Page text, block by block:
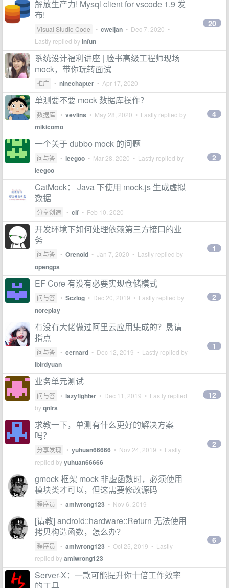
解放生产力! Mysql client for vscode 1.9 发
布!
Visual Studio Code • cweijan • Dec 7, 2020 •
Lastly replied byinfun
20
系统设计福利讲座 | 脸书高级工程师现场
mock，带你玩转面试
推广 • ninechapter • Apr 17, 2020
单测要不要 mock 数据库操作？
数据库 • vevlins • May 28, 2020 • Lastly replied by
mikicomo
4
一个关于 dubbo mock 的问题
问与答 • leegoo • Mar 28, 2020 • Lastly replied by
leegoo
2
CatMock： Java 下使用 mock.js 生成虚拟
数据
分享创造 • clf • Feb 10, 2020
开发环境下如何处理依赖第三方接口的业
务
问与答 • Orenoid • Jan 7, 2020 • Lastly replied by
opengps
1
EF Core 有没有必要实现仓储模式
问与答 • Sczlog • Dec 20, 2019 • Lastly replied by
noreplay
2
有没有大佬做过阿里云应用集成的？恳请
指点
问与答 • cernard • Dec 12, 2019 • Lastly replied by
ibirdyuan
1
业务单元测试
问与答 • lazyfighter • Dec 11, 2019 • Lastly replied
byqnlrs
12
求教一下，单测有什么更好的解决方案
吗？
分享发现 • yuhuan66666 • Nov 24, 2019 • Lastly
replied byyuhuan66666
2
gmock 框架 mock 非虚函数时，必须使用
模块类才可以，但这需要修改源码
程序员 • amiwrong123 • Nov 6, 2019
[请教] android::hardware::Return 无法使用
拷贝构造函数，怎么办？
程序员 • amiwrong123 • Oct 25, 2019 • Lastly
replied byamiwrong123
6
Server-X：一款可能提升你十倍工作效率